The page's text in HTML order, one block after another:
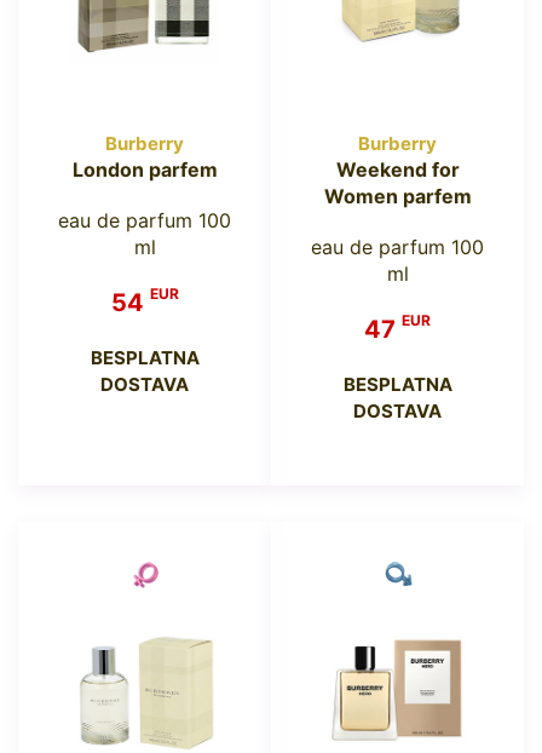
Burberry
London parfem
eau de parfum 100
ml
54 EUR
BESPLATNA
DOSTAVA
Burberry
Weekend for
Women parfem
eau de parfum 100
ml
47 EUR
BESPLATNA
DOSTAVA